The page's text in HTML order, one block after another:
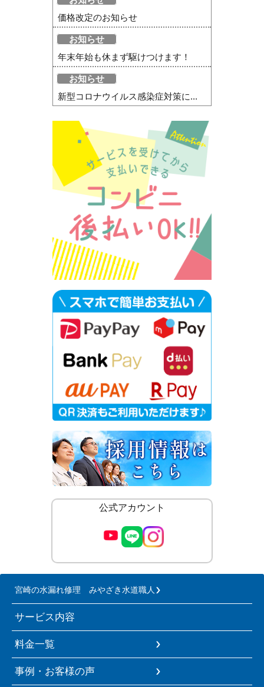
価格改定のお知らせ
お知らせ
年末年始も休まず駆けつけます！
お知らせ
新型コロナウイルス感染症対策に...
公式アカウント
宮崎の水漏れ修理 みやざき水道職人
サービス内容
料金一覧
事例・お客様の声